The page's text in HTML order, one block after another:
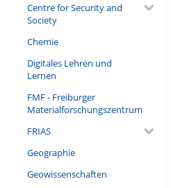
Centre for Security and
Society
Chemie
Digitales Lehren und
Lernen
FMF - Freiburger
Materialforschungszentrum
FRIAS
Geographie
Geowissenschaften